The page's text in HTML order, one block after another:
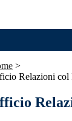
>
Relazioni col